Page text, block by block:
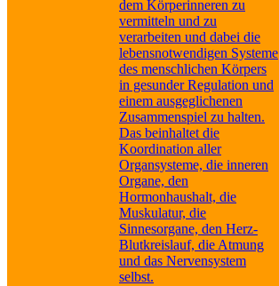
dem Körperinneren zu
vermitteln und zu
verarbeiten und dabei die
lebensnotwendigen Systeme
des menschlichen Körpers
in gesunder Regulation und
einem ausgeglichenen
Zusammenspiel zu halten.
Das beinhaltet die
Koordination aller
Organsysteme, die inneren
Organe, den
Hormonhaushalt, die
Muskulatur, die
Sinnesorgane, den Herz-
Blutkreislauf, die Atmung
und das Nervensystem
selbst.